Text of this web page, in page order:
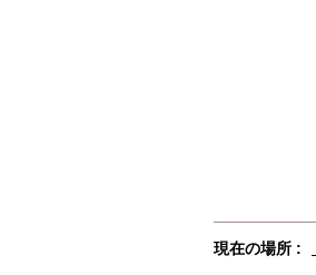
現在の場所 :